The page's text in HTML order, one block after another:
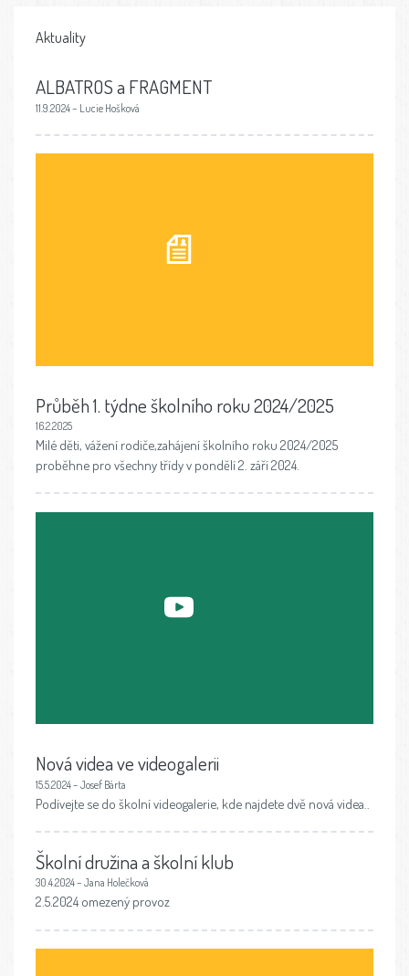
Aktuality
ALBATROS a FRAGMENT
11.9.2024 – Lucie Hošková
Průběh 1. týdne školního roku 2024/2025
16.2.2025
Milé děti, vážení rodiče,zahájení školního roku 2024/2025
proběhne pro všechny třídy v pondělí 2. září 2024.
Nová videa ve videogalerii
15.5.2024 – Josef Bárta
Podívejte se do školní videogalerie, kde najdete dvě nová videa..
Školní družina a školní klub
30.4.2024 – Jana Holečková
2.5.2024 omezený provoz